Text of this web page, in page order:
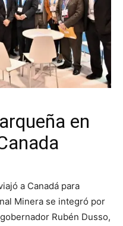
en
a Canadá para
Minera se integró por
Rubén Dusso,